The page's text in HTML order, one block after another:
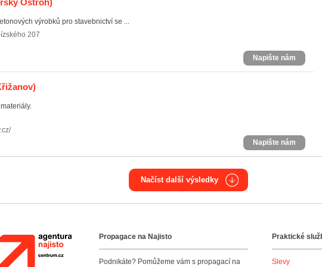
Ostroh)
výrobků pro stavebnictví se ...
207
Napište nám
Napište nám
Načíst další výsledky
Agentura NajistoPropagace na Najisto
Podnikáte? Pomůžeme vám s propagací na
Praktické
Slevy